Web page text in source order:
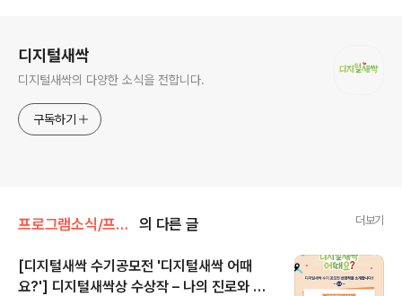
디지털새싹
디지털새싹의 다양한 소식을 전합니다.
구독하기
프로그램소식/프로그램 소개 의 다른 글 더보기
[디지털새싹 수기공모전 '디지털새싹 어때
요?'] 디지털새싹상 수상작 – 나의 진로와 거